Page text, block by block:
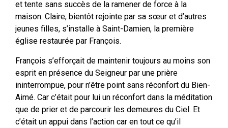
et tente sans succès de la ramener de force à la
maison. Claire, bientôt rejointe par sa sœur et d’autres
jeunes filles, s’installe à Saint-Damien, la première
église restaurée par François.
François s’efforçait de maintenir toujours au moins son
esprit en présence du Seigneur par une prière
ininterrompue, pour n’être point sans réconfort du Bien-
Aimé. Car c’était pour lui un réconfort dans la méditation
que de prier et de parcourir les demeures du Ciel. Et
c’était un appui dans l’action car en tout ce qu’il